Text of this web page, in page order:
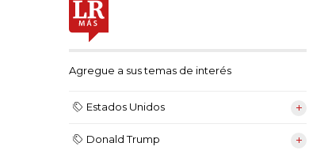
Agregue a sus temas de interés
Estados Unidos
Donald Trump